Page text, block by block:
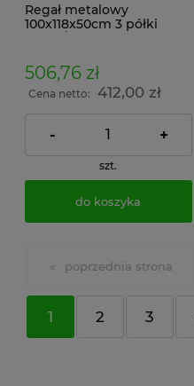
Regał metalowy
100x118x50cm 3 półki
dokumenty w archiwum i
do magazynu
506,76 zł
Cena netto: 412,00 zł
- +
szt.
do koszyka
«
1 2 3